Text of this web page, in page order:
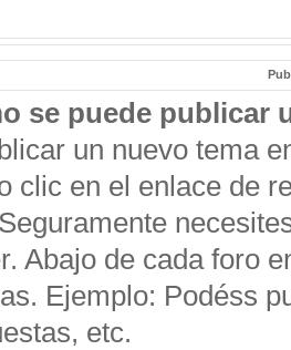
se puede publicar
un nuevo tema
clic en el enlace de
Abajo de cada foro
Ejemplo: Podéss
etc.